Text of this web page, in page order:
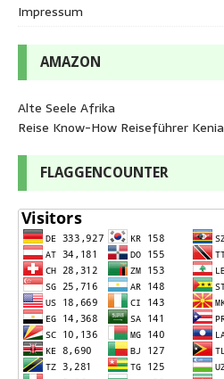
Impressum
AMAZON
Alte Seele Afrika
Reise Know-How Reiseführer Kenia
FLAGGENCOUNTER